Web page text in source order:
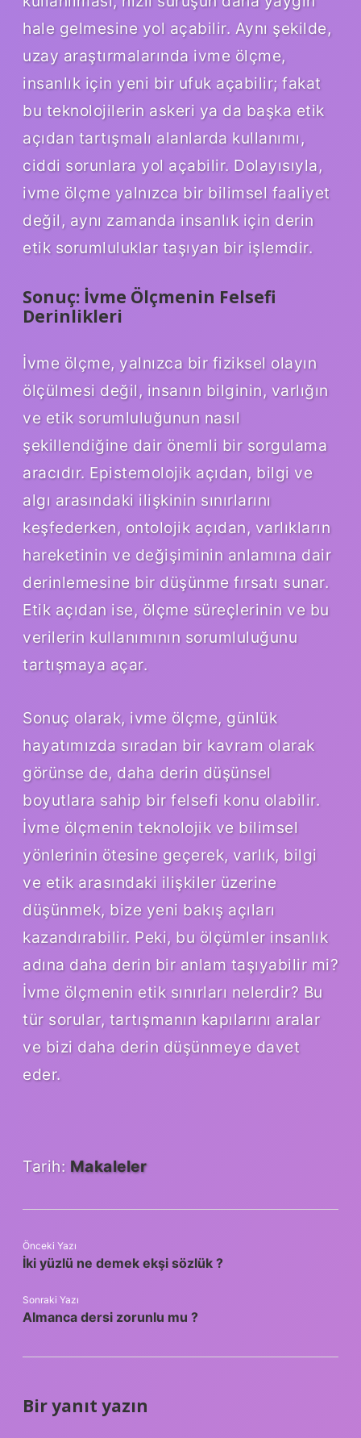
hale gelmesine yol açabilir. Aynı şekilde,
uzay araştırmalarında ivme ölçme,
insanlık için yeni bir ufuk açabilir; fakat
bu teknolojilerin askeri ya da başka etik
açıdan tartışmalı alanlarda kullanımı,
ciddi sorunlara yol açabilir. Dolayısıyla,
ivme ölçme yalnızca bir bilimsel faaliyet
değil, aynı zamanda insanlık için derin
etik sorumluluklar taşıyan bir işlemdir.
Sonuç: İvme Ölçmenin Felsefi
Derinlikleri
İvme ölçme, yalnızca bir fiziksel olayın
ölçülmesi değil, insanın bilginin, varlığın
ve etik sorumluluğunun nasıl
şekillendiğine dair önemli bir sorgulama
aracıdır. Epistemolojik açıdan, bilgi ve
algı arasındaki ilişkinin sınırlarını
keşfederken, ontolojik açıdan, varlıkların
hareketinin ve değişiminin anlamına dair
derinlemesine bir düşünme fırsatı sunar.
Etik açıdan ise, ölçme süreçlerinin ve bu
verilerin kullanımının sorumluluğunu
tartışmaya açar.
Sonuç olarak, ivme ölçme, günlük
hayatımızda sıradan bir kavram olarak
görünse de, daha derin düşünsel
boyutlara sahip bir felsefi konu olabilir.
İvme ölçmenin teknolojik ve bilimsel
yönlerinin ötesine geçerek, varlık, bilgi
ve etik arasındaki ilişkiler üzerine
düşünmek, bize yeni bakış açıları
kazandırabilir. Peki, bu ölçümler insanlık
adına daha derin bir anlam taşıyabilir mi?
İvme ölçmenin etik sınırları nelerdir? Bu
tür sorular, tartışmanın kapılarını aralar
ve bizi daha derin düşünmeye davet
eder.
Tarih: Makaleler
Önceki Yazı
İki yüzlü ne demek ekşi sözlük ?
Sonraki Yazı
Almanca dersi zorunlu mu ?
Bir yanıt yazın